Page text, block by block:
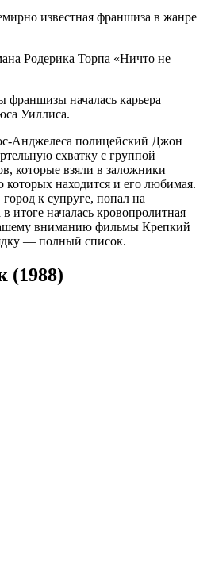
известная франшиза в жанре
Родерика Торпа «Ничто не
началась карьера
Уиллиса.
Анджелеса полицейский Джон
схватку с группой
которые взяли в заложники
которых находится и его любимая.
к супруге, попал на
итоге началась кровопролитная
вниманию фильмы Крепкий
— полный список.
(1988)